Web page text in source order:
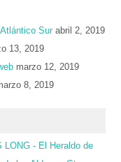
Sur abril 2, 2019
13, 2019
marzo 12, 2019
8, 2019
LONG - El Heraldo de